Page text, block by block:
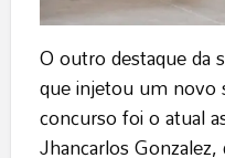
O outro destaque da
que injetou um novo
concurso foi o atual
Jhancarlos